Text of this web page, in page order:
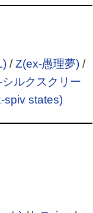
/Z(ex-愚理夢)/
ルクスクリー
spiv states)